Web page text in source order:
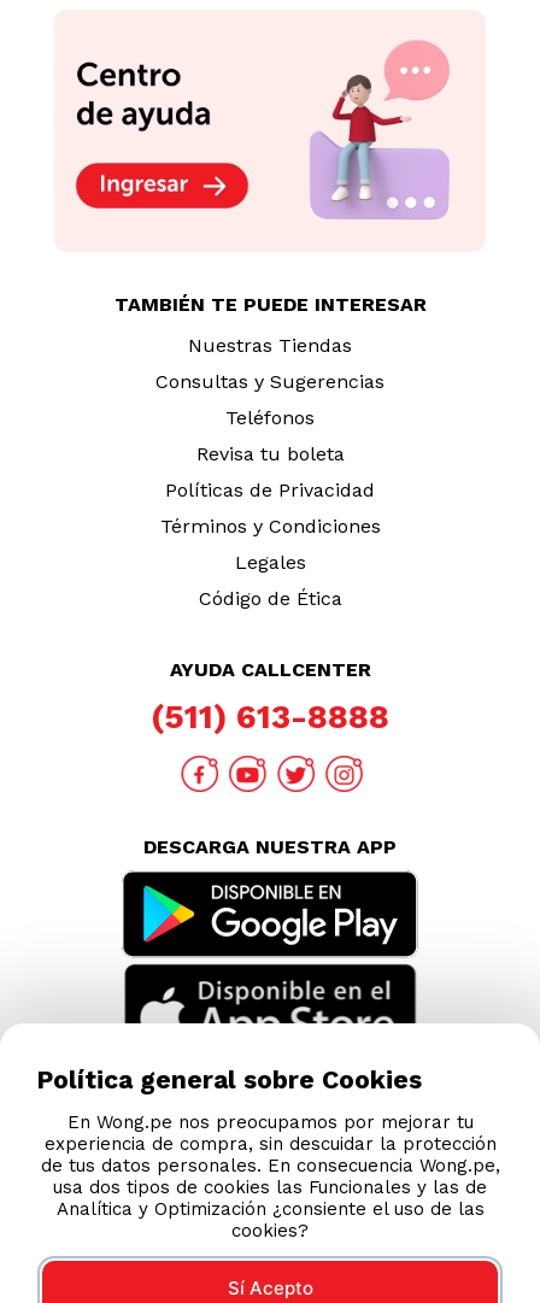
TAMBIÉN TE PUEDE INTERESAR
Nuestras Tiendas
Consultas y Sugerencias
Teléfonos
Revisa tu boleta
Políticas de Privacidad
Términos y Condiciones
Legales
Código de Ética
AYUDA CALLCENTER
(511) 613-8888
DESCARGA NUESTRA APP
Política general sobre Cookies
En Wong.pe nos preocupamos por mejorar tu
experiencia de compra, sin descuidar la protección
de tus datos personales. En consecuencia Wong.pe,
usa dos tipos de cookies las Funcionales y las de
Analítica y Optimización ¿consiente el uso de las
cookies?
Sí Acepto